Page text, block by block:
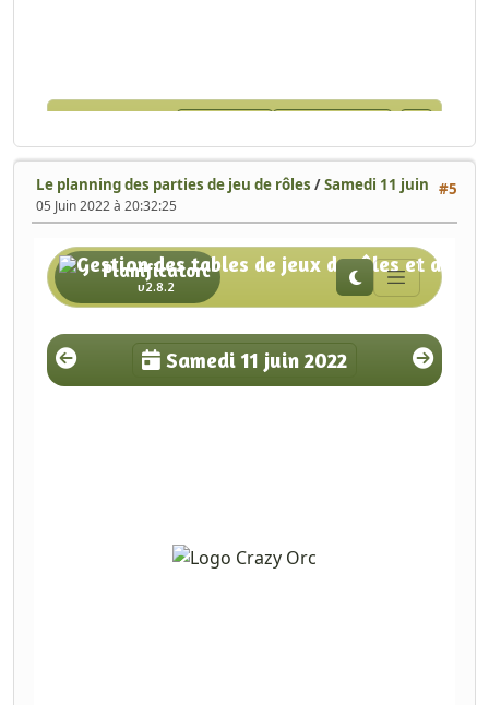
#5
Le planning des parties de jeu de rôles /Samedi 11 juin
05 Juin 2022 à 20:32:25